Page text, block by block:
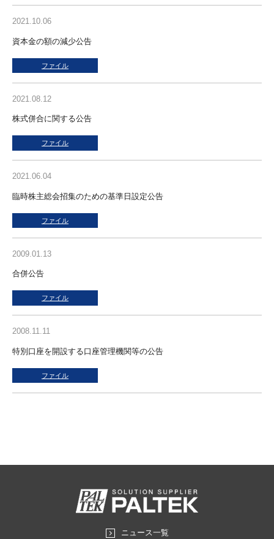
2021.10.06
資本金の額の減少公告
ファイル
2021.08.12
株式併合に関する公告
ファイル
2021.06.04
臨時株主総会招集のための基準日設定公告
ファイル
2009.01.13
合併公告
ファイル
2008.11.11
特別口座を開設する口座管理機関等の公告
ファイル
ニュース一覧